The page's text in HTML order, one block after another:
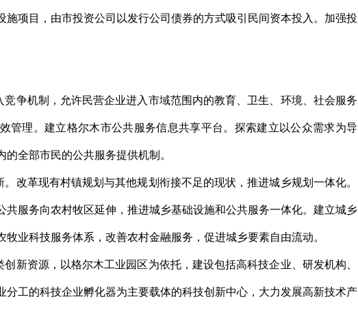
施项目，由市投资公司以发行公司债券的方式吸引民间资本投入。加强投
机制，允许民营企业进入市域范围内的教育、卫生、环境、社会服务
管理。建立格尔木市公共服务信息共享平台。探索建立以公众需求为导
全部市民的公共服务提供机制。
革现有村镇规划与其他规划衔接不足的现状，推进城乡规划一体化。
共服务向农村牧区延伸，推进城乡基础设施和公共服务一体化。建立城乡
业科技服务体系，改善农村金融服务，促进城乡要素自由流动。
资源，以格尔木工业园区为依托，建设包括高科技企业、研发机构、
分工的科技企业孵化器为主要载体的科技创新中心，大力发展高新技术产